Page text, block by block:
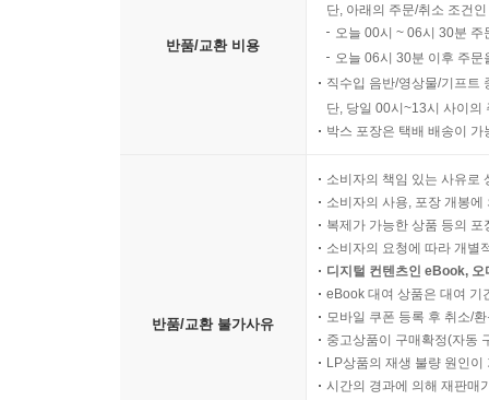
반품/교환 비용
단, 아래의 주문/취소 조건
오늘 00시 ~ 06시 30분
오늘 06시 30분 이후 주
직수입 음반/영상물/기프트
단, 당일 00시~13시 사이의
박스 포장은 택배 배송이
반품/교환 불가사유
소비자의 책임 있는 사유로
소비자의 사용, 포장 개봉
복제가 가능한 상품 등의
소비자의 요청에 따라 개별
디지털 컨텐츠인 eBook,
eBook 대여 상품은 대여 기
모바일 쿠폰 등록 후 취소/
중고상품이 구매확정(자동
LP상품의 재생 불량 원인
시간의 경과에 의해 재판매